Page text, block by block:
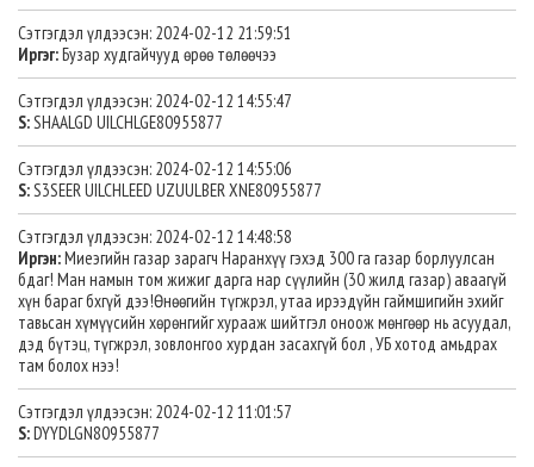
Сэтгэгдэл үлдээсэн: 2024-02-12 21:59:51
Иргэг:Бузар худгайчууд өрөө төлөөчээ
Сэтгэгдэл үлдээсэн: 2024-02-12 14:55:47
S:SHAALGD UILCHLGE80955877
Сэтгэгдэл үлдээсэн: 2024-02-12 14:55:06
S:S3SEER UILCHLEED UZUULBER XNE80955877
Сэтгэгдэл үлдээсэн: 2024-02-12 14:48:58
Иргэн:Миеэгийн газар зарагч Наранхүү гэхэд 300 га газар борлуулсан
бдаг! Ман намын том жижиг дарга нар сүүлийн (30 жилд газар) аваагүй
хүн бараг бхгүй дээ!Өнөөгийн түгжрэл, утаа ирээдүйн гаймшигийн эхийг
тавьсан хүмүүсийн хөрөнгийг хурааж шийтгэл оноож мөнгөөр нь асуудал,
дэд бүтэц, түгжрэл, зовлонгоо хурдан засахгүй бол , УБ хотод амьдрах
там болох нээ!
Сэтгэгдэл үлдээсэн: 2024-02-12 11:01:57
S:DYYDLGN80955877